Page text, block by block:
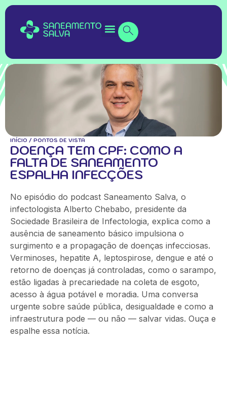
INÍCIO / PONTOS DE VISTA
DOENÇA TEM CPF: COMO A
FALTA DE SANEAMENTO
ESPALHA INFECÇÕES
No episódio do podcast Saneamento Salva, o
infectologista Alberto Chebabo, presidente da
Sociedade Brasileira de Infectologia, explica como a
ausência de saneamento básico impulsiona o
surgimento e a propagação de doenças infecciosas.
Verminoses, hepatite A, leptospirose, dengue e até o
retorno de doenças já controladas, como o sarampo,
estão ligadas à precariedade na coleta de esgoto,
acesso à água potável e moradia. Uma conversa
urgente sobre saúde pública, desigualdade e como a
infraestrutura pode — ou não — salvar vidas. Ouça e
espalhe essa notícia.